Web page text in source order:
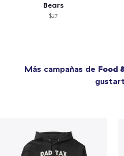
Bears
$27
Más campañas de Food